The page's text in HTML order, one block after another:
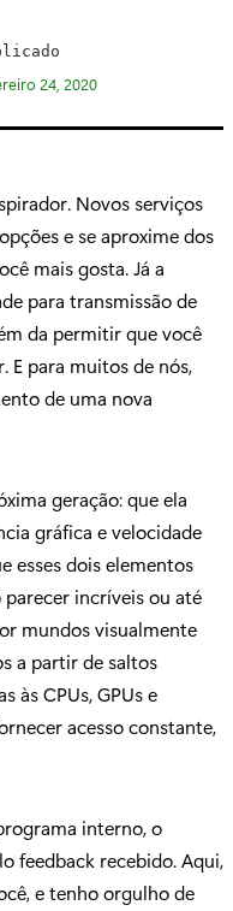
24, 2020
Novos serviços
e se aproxime dos
mais gosta. Já a
para transmissão de
da permitir que você
E para muitos de nós,
de uma nova
geração: que ela
gráfica e velocidade
esses dois elementos
incríveis ou até
mundos visualmente
a partir de saltos
às CPUs, GPUs e
acesso constante,
interno, o
feedback recebido. Aqui,
e tenho orgulho de